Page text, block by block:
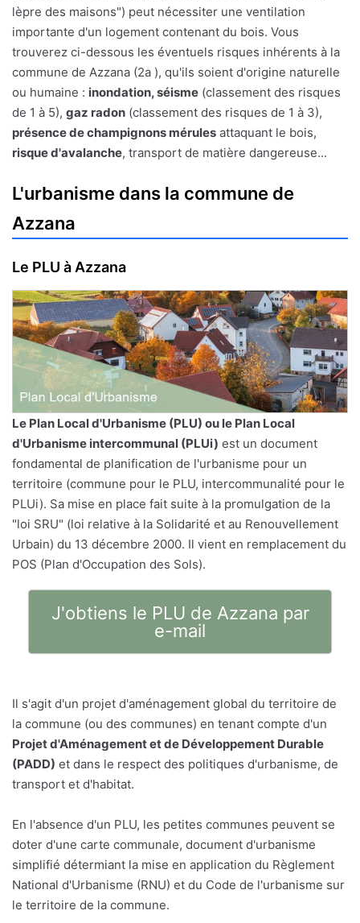
lèpre des maisons") peut nécessiter une ventilation
importante d'un logement contenant du bois. Vous
trouverez ci-dessous les éventuels risques inhérents à la
commune de Azzana (2a ), qu'ils soient d'origine naturelle
ou humaine : inondation, séisme (classement des risques
de 1 à 5), gaz radon (classement des risques de 1 à 3),
présence de champignons mérules attaquant le bois,
risque d'avalanche, transport de matière dangereuse...
L'urbanisme dans la commune de
Azzana
Le PLU à Azzana
Le Plan Local d'Urbanisme (PLU) ou le Plan Local
d'Urbanisme intercommunal (PLUi) est un document
fondamental de planification de l'urbanisme pour un
territoire (commune pour le PLU, intercommunalité pour le
PLUi). Sa mise en place fait suite à la promulgation de la
"loi SRU" (loi relative à la Solidarité et au Renouvellement
Urbain) du 13 décembre 2000. Il vient en remplacement du
POS (Plan d'Occupation des Sols).
J'obtiens le PLU de Azzana par
e-mail
Il s'agit d'un projet d'aménagement global du territoire de
la commune (ou des communes) en tenant compte d'un
Projet d'Aménagement et de Développement Durable
(PADD) et dans le respect des politiques d'urbanisme, de
transport et d'habitat.
En l'absence d'un PLU, les petites communes peuvent se
doter d'une carte communale, document d'urbanisme
simplifié détermiant la mise en application du Règlement
National d'Urbanisme (RNU) et du Code de l'urbanisme sur
le territoire de la commune.